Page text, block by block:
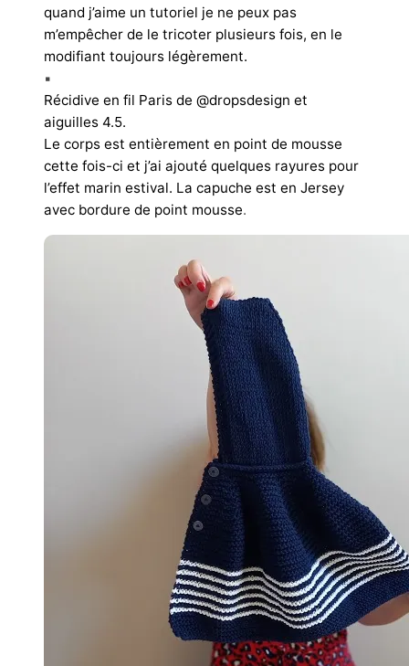
quand j’aime un tutoriel je ne peux pas
m’empêcher de le tricoter plusieurs fois, en le
modifiant toujours légèrement.
▪︎
Récidive en fil Paris de @dropsdesign et
aiguilles 4.5.
Le corps est entièrement en point de mousse
cette fois-ci et j’ai ajouté quelques rayures pour
l’effet marin estival. La capuche est en Jersey
avec bordure de point mousse.